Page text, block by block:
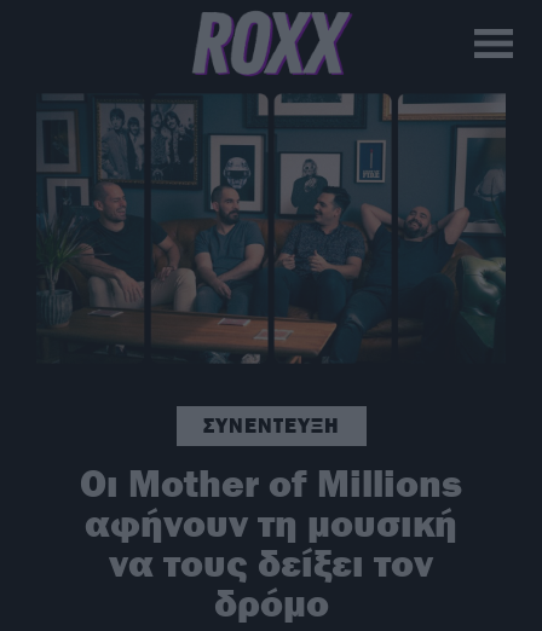
ΣΥΝΕΝΤΕΥΞΗ
Οι Mother of Millions
αφήνουν τη μουσική
να τους δείξει τον
δρόμο